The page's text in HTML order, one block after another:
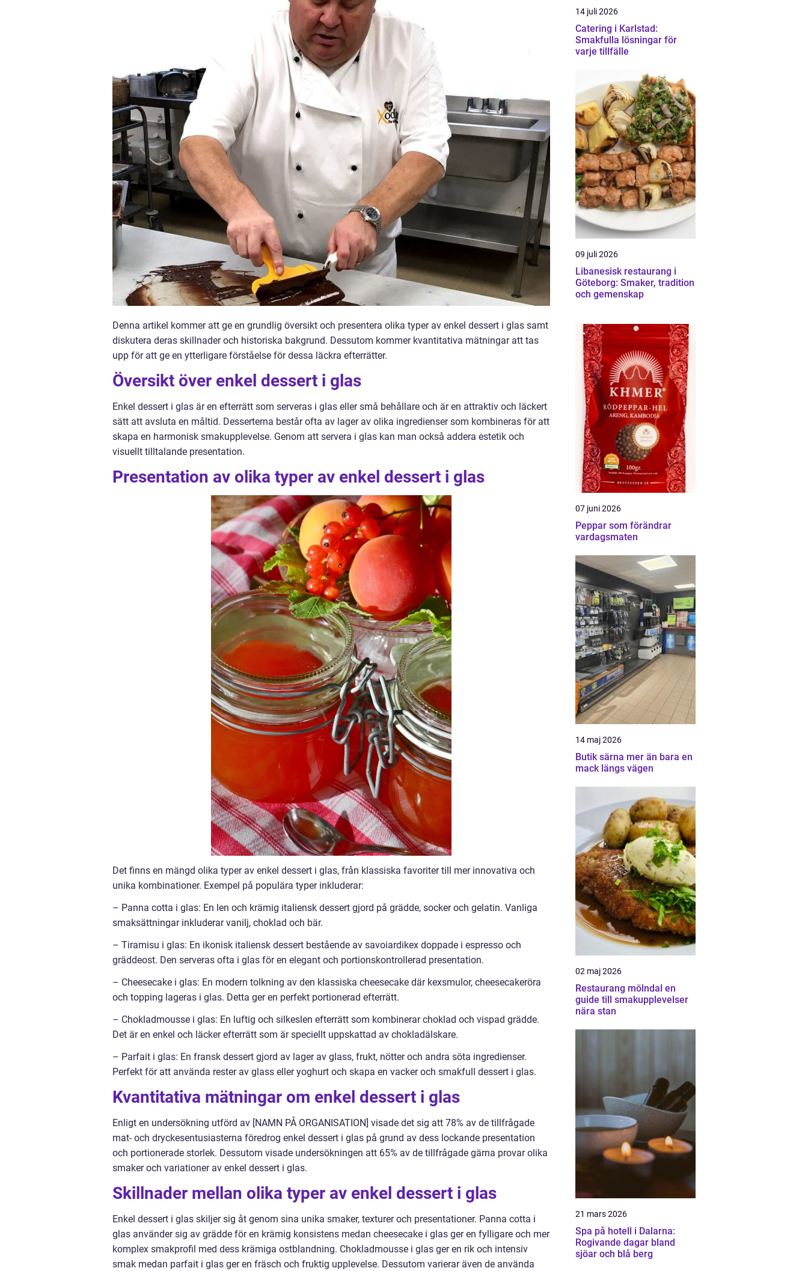
Denna artikel kommer att ge en grundlig översikt och presentera olika typer av enkel dessert i glas samt
diskutera deras skillnader och historiska bakgrund. Dessutom kommer kvantitativa mätningar att tas
upp för att ge en ytterligare förståelse för dessa läckra efterrätter.
Översikt över enkel dessert i glas
Enkel dessert i glas är en efterrätt som serveras i glas eller små behållare och är en attraktiv och läckert
sätt att avsluta en måltid. Desserterna består ofta av lager av olika ingredienser som kombineras för att
skapa en harmonisk smakupplevelse. Genom att servera i glas kan man också addera estetik och
visuellt tilltalande presentation.
Presentation av olika typer av enkel dessert i glas
Det finns en mängd olika typer av enkel dessert i glas, från klassiska favoriter till mer innovativa och
unika kombinationer. Exempel på populära typer inkluderar:
– Panna cotta i glas: En len och krämig italiensk dessert gjord på grädde, socker och gelatin. Vanliga
smaksättningar inkluderar vanilj, choklad och bär.
– Tiramisu i glas: En ikonisk italiensk dessert bestående av savoiardikex doppade i espresso och
gräddeost. Den serveras ofta i glas för en elegant och portionskontrollerad presentation.
– Cheesecake i glas: En modern tolkning av den klassiska cheesecake där kexsmulor, cheesecakeröra
och topping lageras i glas. Detta ger en perfekt portionerad efterrätt.
– Chokladmousse i glas: En luftig och silkeslen efterrätt som kombinerar choklad och vispad grädde.
Det är en enkel och läcker efterrätt som är speciellt uppskattad av chokladälskare.
– Parfait i glas: En fransk dessert gjord av lager av glass, frukt, nötter och andra söta ingredienser.
Perfekt för att använda rester av glass eller yoghurt och skapa en vacker och smakfull dessert i glas.
Kvantitativa mätningar om enkel dessert i glas
Enligt en undersökning utförd av [NAMN PÅ ORGANISATION] visade det sig att 78% av de tillfrågade
mat- och dryckesentusiasterna föredrog enkel dessert i glas på grund av dess lockande presentation
och portionerade storlek. Dessutom visade undersökningen att 65% av de tillfrågade gärna provar olika
smaker och variationer av enkel dessert i glas.
Skillnader mellan olika typer av enkel dessert i glas
Enkel dessert i glas skiljer sig åt genom sina unika smaker, texturer och presentationer. Panna cotta i
glas använder sig av grädde för en krämig konsistens medan cheesecake i glas ger en fylligare och mer
komplex smakprofil med dess krämiga ostblandning. Chokladmousse i glas ger en rik och intensiv
smak medan parfait i glas ger en fräsch och fruktig upplevelse. Dessutom varierar även de använda
14 juli 2026
Catering i Karlstad:
Smakfulla lösningar för
varje tillfälle
09 juli 2026
Libanesisk restaurang i
Göteborg: Smaker, tradition
och gemenskap
07 juni 2026
Peppar som förändrar
vardagsmaten
14 maj 2026
Butik särna mer än bara en
mack längs vägen
02 maj 2026
Restaurang mölndal en
guide till smakupplevelser
nära stan
21 mars 2026
Spa på hotell i Dalarna:
Rogivande dagar bland
sjöar och blå berg